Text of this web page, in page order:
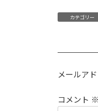
カテゴリー
メールア
コメント ※